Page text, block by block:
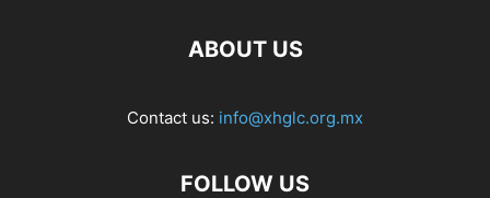
ABOUT US
Contact us: info@xhglc.org.mx
FOLLOW US